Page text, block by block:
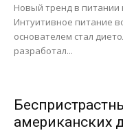
Новый тренд в питании
Интуитивное питание
основателем стал
разработал...
американских